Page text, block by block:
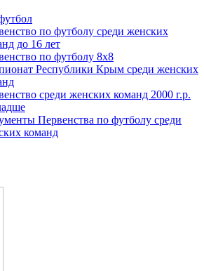
по футболу среди женских
до 16 лет
по футболу 8х8
Республики Крым среди женских
среди женских команд 2000 г.р.
Первенства по футболу среди
команд